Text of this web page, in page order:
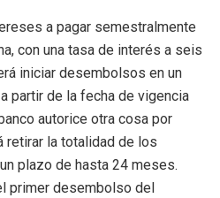
a pagar semestralmente
con una tasa de interés a seis
iniciar desembolsos en un
partir de la fecha de vigencia
autorice otra cosa por
retirar la totalidad de los
plazo de hasta 24 meses.
primer desembolso del